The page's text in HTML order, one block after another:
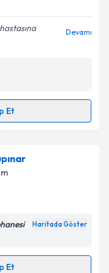
ilişkin
belirtilen
ediyorum.
Devamı
Et
takvimi talebi
almanız için bir
bilgilendireceğiz.
ilişkin
Haritada Göster
Et